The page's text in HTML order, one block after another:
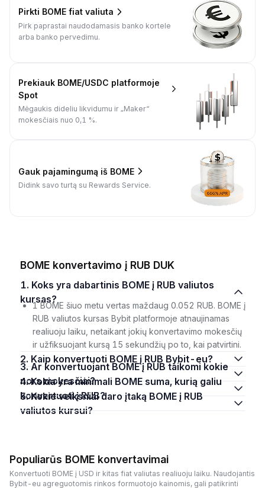
Pirkti BOME fiat valiuta
Pirk paprastai naudodamasis banko kortele
arba banko pervedimu.
Prekiauk BOME/USDC platformoje
Spot
Mėgaukis dideliu likvidumu ir „Maker“
mokesčiais nuo 0,1 %.
Gauk pajamingumą iš BOME
Didink savo turtą su Rewards Service.
BOME konvertavimo į RUB DUK
1. Koks yra dabartinis BOME į RUB valiutos
kursas?
1 BOME šiuo metu vertas maždaug 0.052 RUB. BOME į
RUB valiutos kursas Bybit platformoje atnaujinamas
realiuoju laiku, netaikant jokių konvertavimo mokesčių
ir užfiksuojant kursą 15 sekundžių po to, kai patvirtini.
2. Kaip konvertuoti BOME į RUB Bybit-eu?
3. Ar konvertuojant BOME į RUB taikomi kokie
nors mokesčiai?
4. Kokia yra minimali BOME suma, kurią galiu
konvertuoti į RUB?
5. Kokie veiksniai daro įtaką BOME į RUB
valiutos kursui?
Populiarūs BOME konvertavimai
Konvertuoti BOME į USD ir kitas fiat valiutas realiuoju laiku. Naudojantis
Bybit-eu agreguotomis rinkos formuotojo kainomis, gali patikrinti